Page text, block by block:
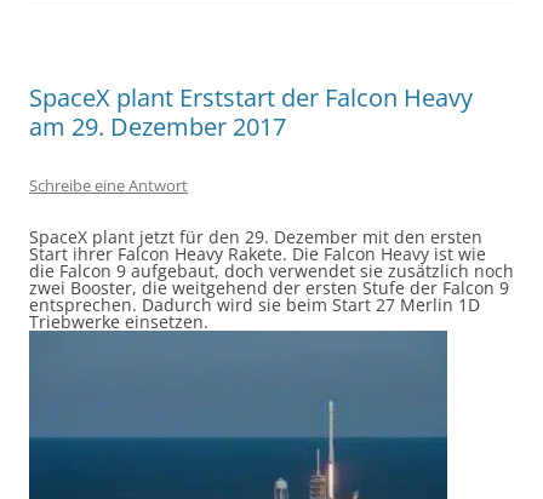
SpaceX plant Erststart der Falcon Heavy
am 29. Dezember 2017
Schreibe eine Antwort
SpaceX plant jetzt für den 29. Dezember mit den ersten
Start ihrer Falcon Heavy Rakete. Die Falcon Heavy ist wie
die Falcon 9 aufgebaut, doch verwendet sie zusätzlich noch
zwei Booster, die weitgehend der ersten Stufe der Falcon 9
entsprechen. Dadurch wird sie beim Start 27 Merlin 1D
Triebwerke einsetzen.